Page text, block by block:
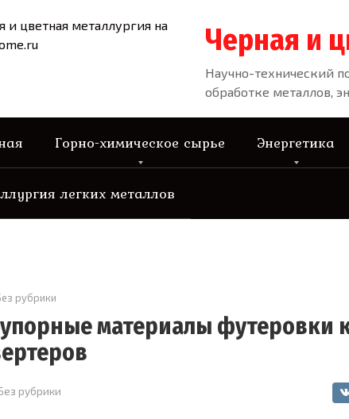
Черная и
Научно-технический
обработке металлов,
Горно-химическое сырье Энергетика
легких металлов
рубрики
материалы футеровки
рубрики